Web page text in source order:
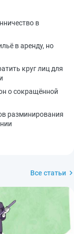
в
в аренду, но
круг лиц для
о сокращённой
разминирования
Все статьи